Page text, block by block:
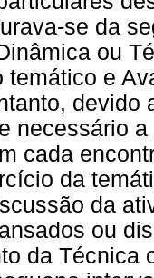
se da
ou
temático e
devido
necessário
cada
da
da
ou
da Técnica